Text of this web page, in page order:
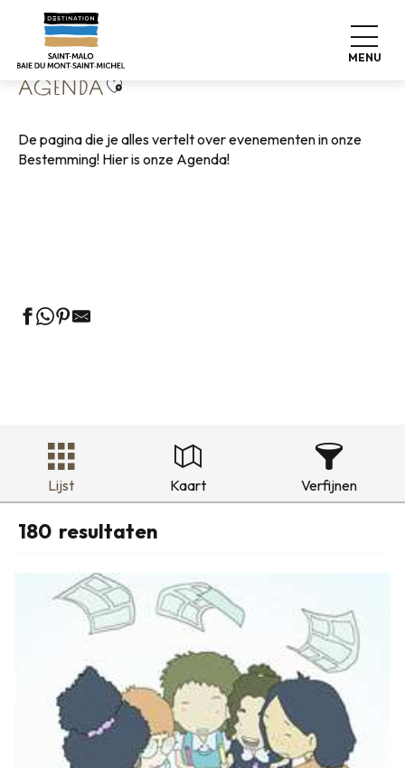
contenu
principal
MENU
Home Wonen zoals thuis
AGENDAAjouter aux favoris
De pagina die je alles vertelt over evenementen in onze
Bestemming! Hier is onze Agenda!
Lijst Kaart Verfijnen
180 resultaten